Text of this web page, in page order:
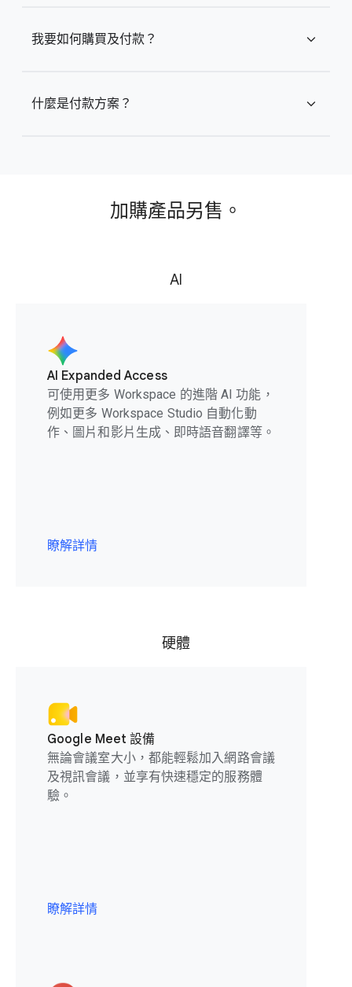
我要如何購買及付款？ expand_more
什麼是付款方案？ expand_more
加購產品另售。
AI
AI Expanded Access
可使用更多 Workspace 的進階 AI 功能，
例如更多 Workspace Studio 自動化動
作、圖片和影片生成、即時語音翻譯等。
瞭解詳情
硬體
Google Meet 設備
無論會議室大小，都能輕鬆加入網路會議
及視訊會議，並享有快速穩定的服務體
驗。
瞭解詳情